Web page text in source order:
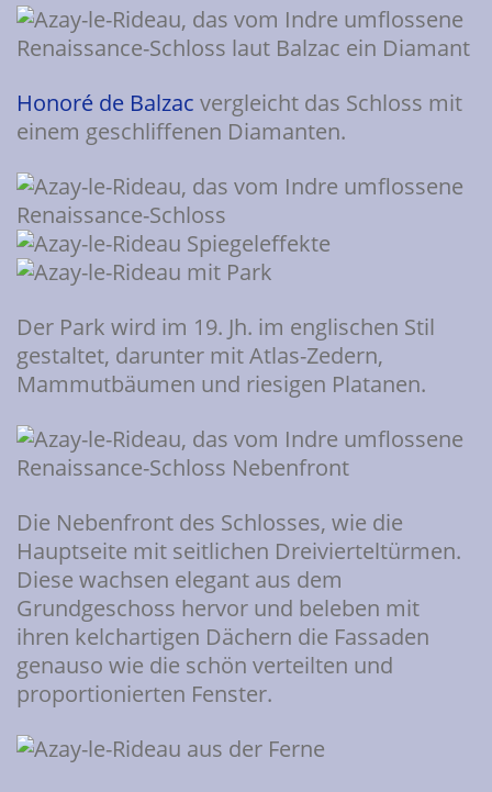
Honoré de Balzac vergleicht das Schloss mit
einem geschliffenen Diamanten.
Der Park wird im 19. Jh. im englischen Stil
gestaltet, darunter mit Atlas-Zedern,
Mammutbäumen und riesigen Platanen.
Die Nebenfront des Schlosses, wie die
Hauptseite mit seitlichen Dreivierteltürmen.
Diese wachsen elegant aus dem
Grundgeschoss hervor und beleben mit
ihren kelchartigen Dächern die Fassaden
genauso wie die schön verteilten und
proportionierten Fenster.